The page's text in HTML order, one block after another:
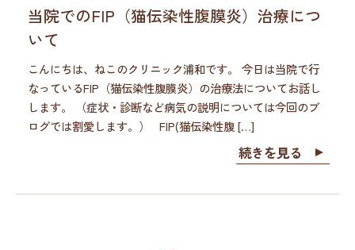
当院でのFIP（猫伝染性腹膜炎）治療につ
いて
こんにちは、ねこのクリニック浦和です。 今日は当院で行
なっているFIP（猫伝染性腹膜炎）の治療法についてお話し
します。 （症状・診断など病気の説明については今回のブ
ログでは割愛します。） FIP(猫伝染性腹 […]
続きを見る